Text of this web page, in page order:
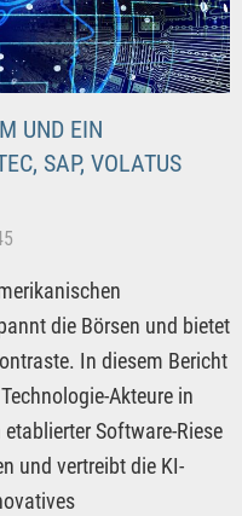
UND EIN
SAP, VOLATUS
die Börsen und bietet
In diesem Bericht
Akteure in
Software-Riese
und vertreibt die KI-